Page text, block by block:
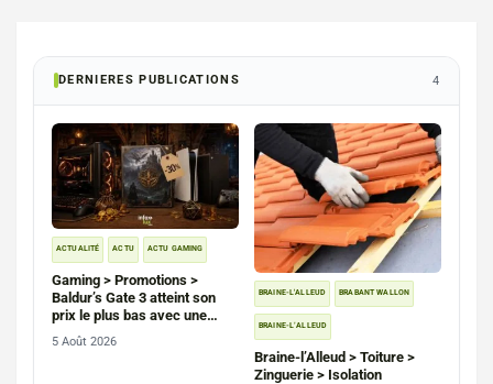
DERNIERES PUBLICATIONS 4
ACTUALITÉ ACTU ACTU GAMING
Gaming > Promotions >
Baldur’s Gate 3 atteint son
prix le plus bas avec une
remise de 30 % sur PC, PS5
et Xbox Series
5 Août 2026
BRAINE-L'ALLEUD BRABANT WALLON
BRAINE-L’ALLEUD
Braine-l’Alleud > Toiture >
Zinguerie > Isolation